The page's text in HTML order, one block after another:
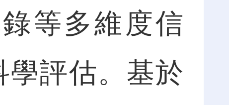
等多維度信
評估。基於